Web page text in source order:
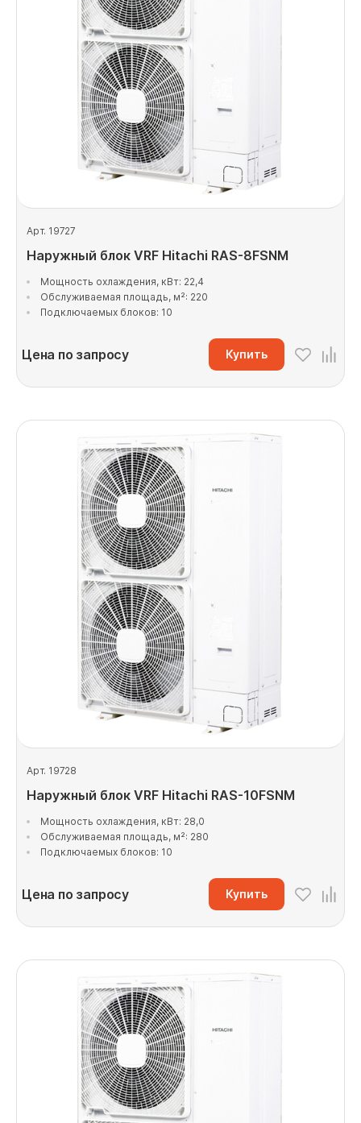
Арт. 19727
Наружный блок VRF Hitachi RAS-8FSNM
Мощность охлаждения, кВт: 22,4
Обслуживаемая площадь, м²: 220
Подключаемых блоков: 10
Цена по запросу Купить
Арт. 19728
Наружный блок VRF Hitachi RAS-10FSNM
Мощность охлаждения, кВт: 28,0
Обслуживаемая площадь, м²: 280
Подключаемых блоков: 10
Цена по запросу Купить